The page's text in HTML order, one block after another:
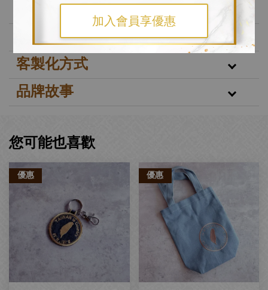
加入會員享優惠
訂購注意事項
祝福寓意
客製化方式
品牌故事
您可能也喜歡
優惠 優惠